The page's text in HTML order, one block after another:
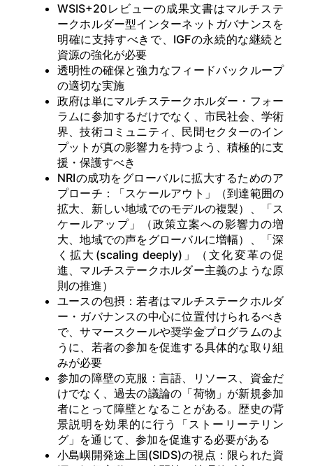
WSIS+20レビューの成果文書はマルチステ
ークホルダー型インターネットガバナンスを
明確に支持すべきで、IGFの永続的な継続と
資源の強化が必要
透明性の確保と強力なフィードバックループ
の適切な実施
政府は単にマルチステークホルダー・フォー
ラムに参加するだけでなく、市民社会、学術
界、技術コミュニティ、民間セクターのイン
プットが真の影響力を持つよう、積極的に支
援・保護すべき
NRIの成功をグローバルに拡大するためのア
プローチ：「スケールアウト」（到達範囲の
拡大、新しい地域でのモデルの複製）、「ス
ケールアップ」（政策立案への影響力の増
大、地域での声をグローバルに増幅）、「深
く拡大(scaling deeply)」（文化変革の促
進、マルチステークホルダー主義のような原
則の推進）
ユースの包摂：若者はマルチステークホルダ
ー・ガバナンスの中心に位置付けられるべき
で、サマースクールや奨学金プログラムのよ
うに、若者の参加を促進する具体的な取り組
みが必要
参加の障壁の克服：言語、リソース、資金だ
けでなく、過去の議論の「荷物」が新規参加
者にとって障壁となることがある。歴史の背
景説明を効果的に行う「ストーリーテリン
グ」を通じて、参加を促進する必要がある
小島嶼開発途上国(SIDS)の視点：限られた資